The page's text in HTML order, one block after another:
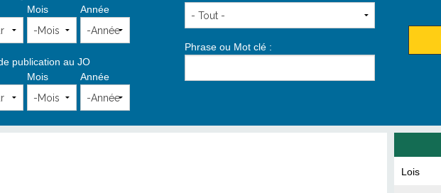
Mois Année
publication au JO
Mois Année
Phrase ou Mot clé :
Lois